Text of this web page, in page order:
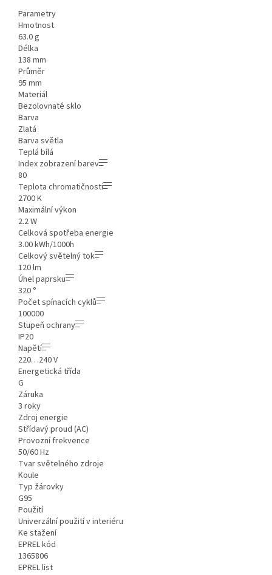
Parametry
Hmotnost
63.0 g
Délka
138 mm
Průměr
95 mm
Materiál
Bezolovnaté sklo
Barva
Zlatá
Barva světla
Teplá bílá
Index zobrazení barev
80
Teplota chromatičnosti
2700 K
Maximální výkon
2.2 W
Celková spotřeba energie
3.00 kWh/1000h
Celkový světelný tok
120 lm
Úhel paprsku
320 °
Počet spínacích cyklů
100000
Stupeň ochrany
IP20
Napětí
220…240 V
Energetická třída
G
Záruka
3 roky
Zdroj energie
Střídavý proud (AC)
Provozní frekvence
50/60 Hz
Tvar světelného zdroje
Koule
Typ žárovky
G95
Použití
Univerzální použití v interiéru
Ke stažení
EPREL kód
1365806
EPREL list